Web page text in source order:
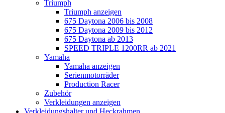
Triumph
Triumph anzeigen
675 Daytona 2006 bis 2008
675 Daytona 2009 bis 2012
675 Daytona ab 2013
SPEED TRIPLE 1200RR ab 2021
Yamaha
Yamaha anzeigen
Serienmotorräder
Production Racer
Zubehör
Verkleidungen anzeigen
Verkleidungshalter und Heckrahmen